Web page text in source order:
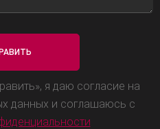
я даю согласие на
данных и соглашаюсь с